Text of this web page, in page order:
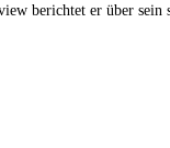
berichtet er über sein